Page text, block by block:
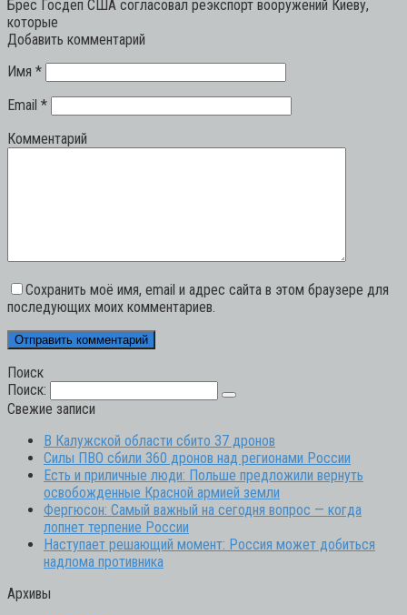
Брес Госдеп США согласовал реэкспорт вооружений Киеву,
которые
Добавить комментарий
Имя *
Email *
Комментарий
Сохранить моё имя, email и адрес сайта в этом браузере для
последующих моих комментариев.
Поиск
Поиск:
Свежие записи
В Калужской области сбито 37 дронов
Силы ПВО сбили 360 дронов над регионами России
Есть и приличные люди: Польше предложили вернуть
освобожденные Красной армией земли
Фергюсон: Самый важный на сегодня вопрос — когда
лопнет терпение России
Наступает решающий момент: Россия может добиться
надлома противника
Архивы